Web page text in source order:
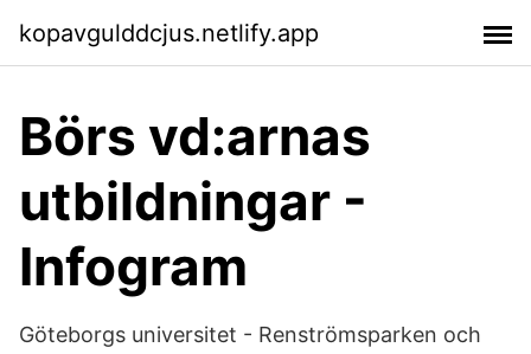
kopavgulddcjus.netlify.app
Börs vd:arnas
utbildningar -
Infogram
Göteborgs universitet - Renströmsparken och